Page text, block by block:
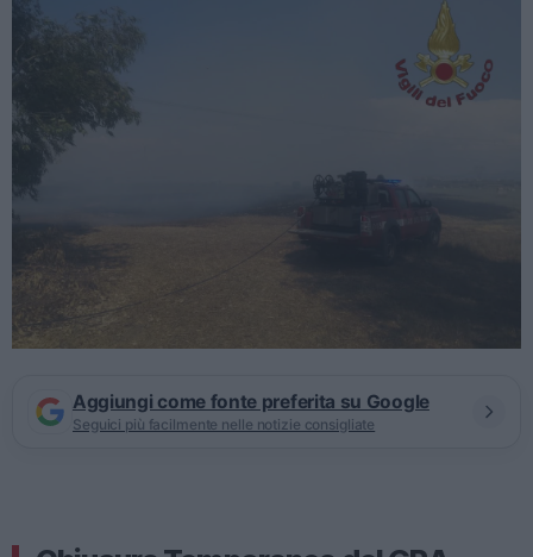
Aggiungi come fonte preferita su Google
Seguici più facilmente nelle notizie consigliate